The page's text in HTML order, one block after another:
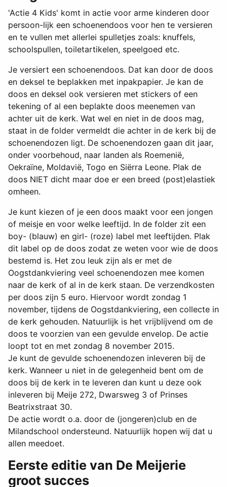
'Actie 4 Kids' komt in actie voor arme kinderen door
persoon-lijk een schoenendoos voor hen te versieren
en te vullen met allerlei spulletjes zoals: knuffels,
schoolspullen, toiletartikelen, speelgoed etc.
Je versiert een schoenendoos. Dat kan door de doos
en deksel te beplakken met inpakpapier. Je kan de
doos en deksel ook versieren met stickers of een
tekening of al een beplakte doos meenemen van
achter uit de kerk. Wat wel en niet in de doos mag,
staat in de folder vermeldt die achter in de kerk bij de
schoenendozen ligt. De schoenendozen gaan dit jaar,
onder voorbehoud, naar landen als Roemenië,
Oekraïne, Moldavië, Togo en Siërra Leone. Plak de
doos NIET dicht maar doe er een breed (post)elastiek
omheen.
Je kunt kiezen of je een doos maakt voor een jongen
of meisje en voor welke leeftijd. In de folder zit een
boy- (blauw) en girl- (roze) label met leeftijden. Plak
dit label op de doos zodat ze weten voor wie de doos
bestemd is. Het zou leuk zijn als er met de
Oogstdankviering veel schoenendozen mee komen
naar de kerk of al in de kerk staan. De verzendkosten
per doos zijn 5 euro. Hiervoor wordt zondag 1
november, tijdens de Oogstdankviering, een collecte in
de kerk gehouden. Natuurlijk is het vrijblijvend om de
doos te voorzien van een gevulde envelop. De actie
loopt tot en met zondag 8 november 2015.
Je kunt de gevulde schoenendozen inleveren bij de
kerk. Wanneer u niet in de gelegenheid bent om de
doos bij de kerk in te leveren dan kunt u deze ook
inleveren bij Meije 272, Dwarsweg 3 of Prinses
Beatrixstraat 30.
De actie wordt o.a. door de (jongeren)club en de
Milandschool ondersteund. Natuurlijk hopen wij dat u
allen meedoet.
Eerste editie van De Meijerie
groot succes